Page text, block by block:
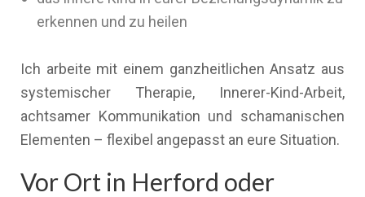
erkennen und zu heilen
Ich arbeite mit einem ganzheitlichen Ansatz aus
systemischer Therapie, Innerer-Kind-Arbeit,
achtsamer Kommunikation und schamanischen
Elementen – flexibel angepasst an eure Situation.
Vor Ort in Herford oder